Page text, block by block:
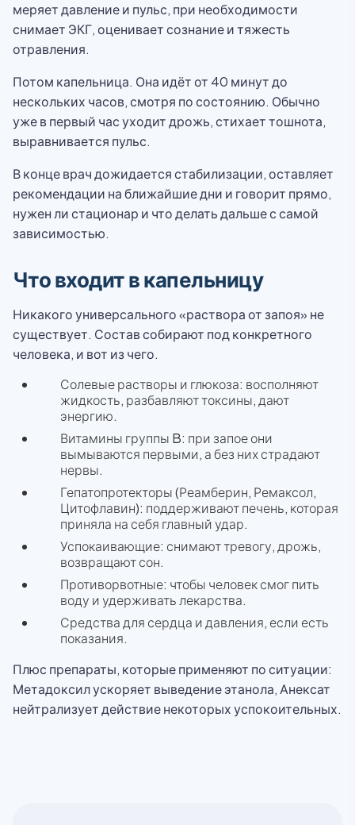
меряет давление и пульс, при необходимости
снимает ЭКГ, оценивает сознание и тяжесть
отравления.
Потом капельница. Она идёт от 40 минут до
нескольких часов, смотря по состоянию. Обычно
уже в первый час уходит дрожь, стихает тошнота,
выравнивается пульс.
В конце врач дожидается стабилизации, оставляет
рекомендации на ближайшие дни и говорит прямо,
нужен ли стационар и что делать дальше с самой
зависимостью.
Что входит в капельницу
Никакого универсального «раствора от запоя» не
существует. Состав собирают под конкретного
человека, и вот из чего.
Солевые растворы и глюкоза: восполняют
жидкость, разбавляют токсины, дают
энергию.
Витамины группы B: при запое они
вымываются первыми, а без них страдают
нервы.
Гепатопротекторы (Реамберин, Ремаксол,
Цитофлавин): поддерживают печень, которая
приняла на себя главный удар.
Успокаивающие: снимают тревогу, дрожь,
возвращают сон.
Противорвотные: чтобы человек смог пить
воду и удерживать лекарства.
Средства для сердца и давления, если есть
показания.
Плюс препараты, которые применяют по ситуации:
Метадоксил ускоряет выведение этанола, Анексат
нейтрализует действие некоторых успокоительных.